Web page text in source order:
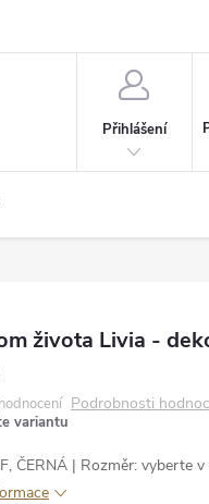
Přihlášení
života Livia -
Podrobnosti
variantu
ČERNÁ | Rozměr: vyberte v